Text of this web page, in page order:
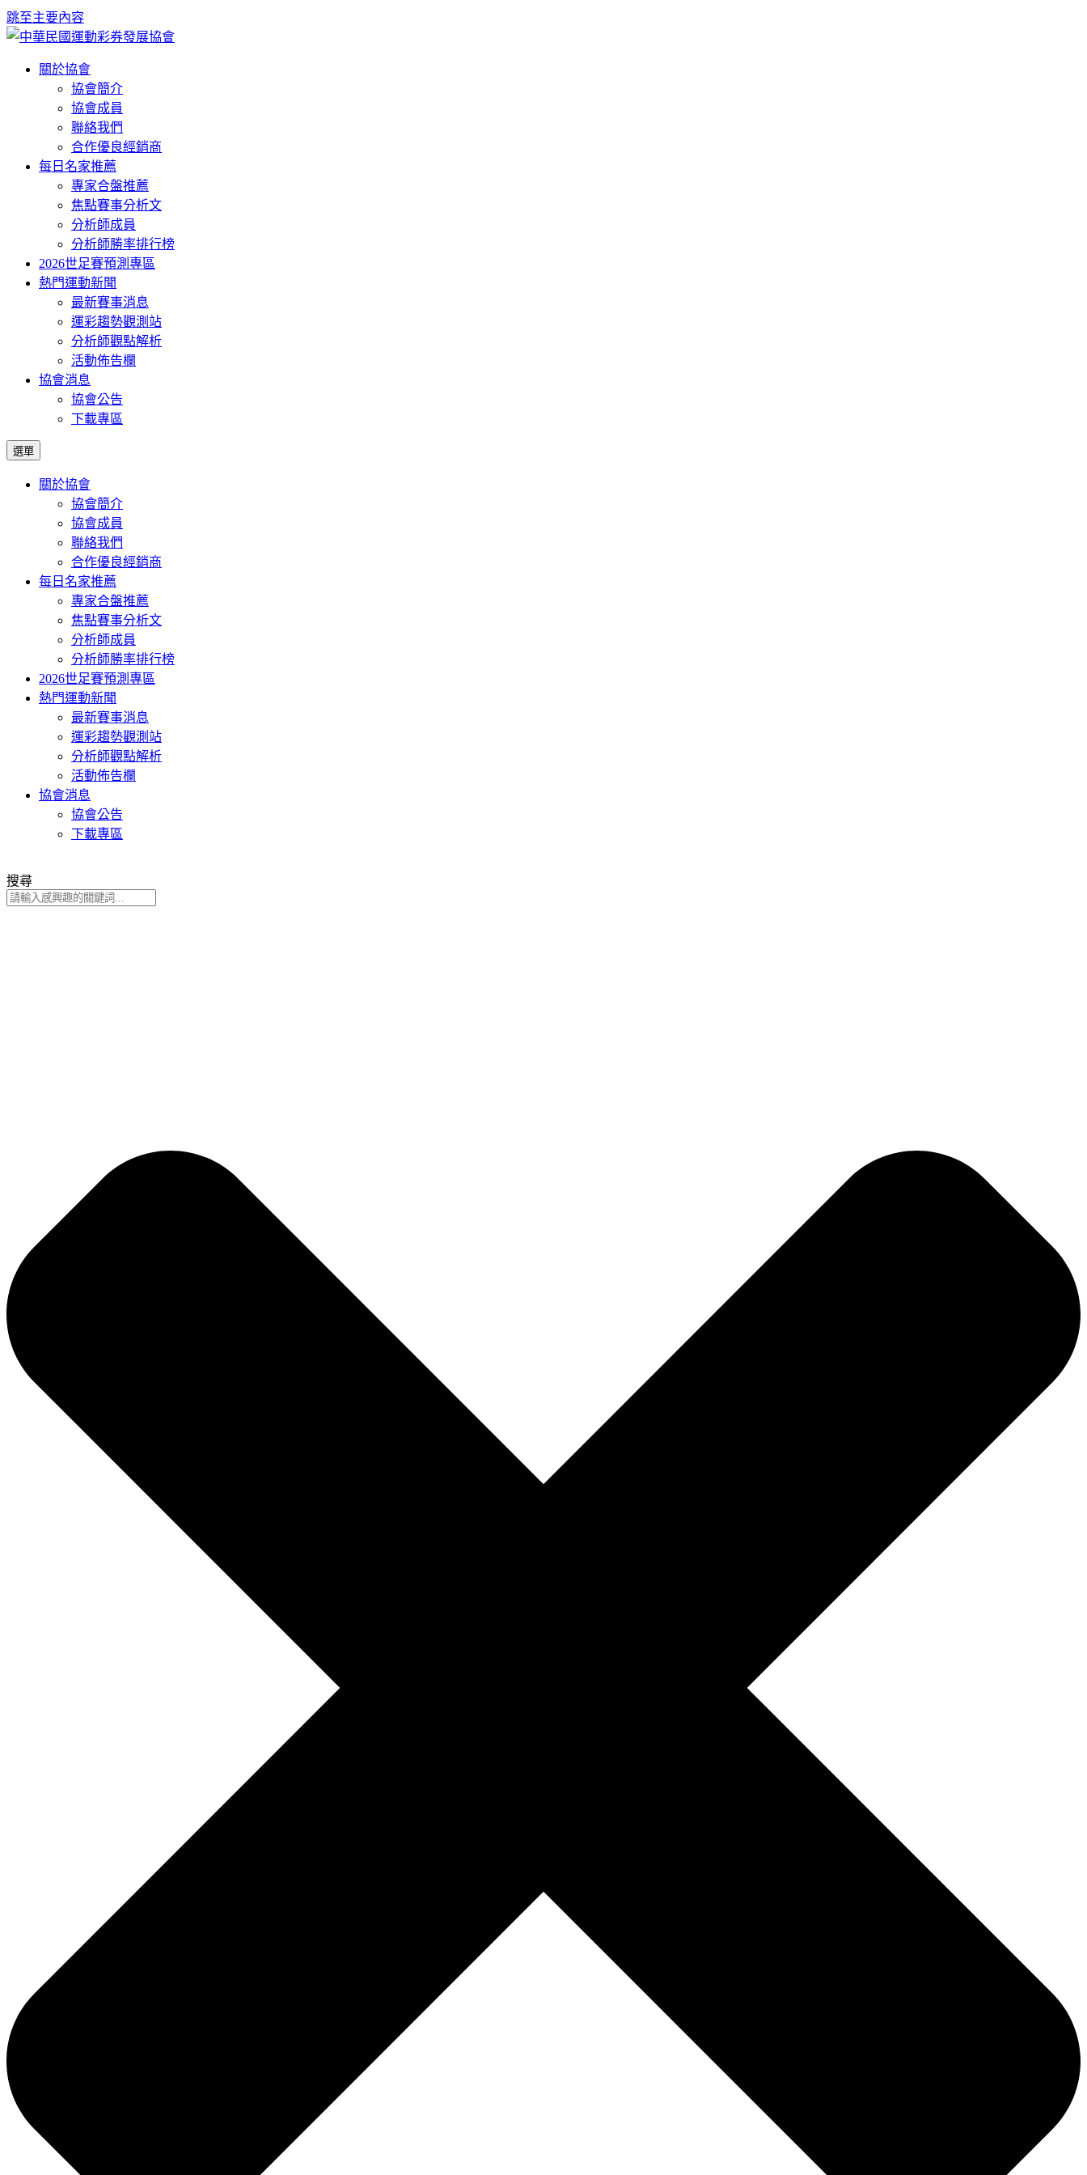
跳至主要內容
關於協會
協會簡介
協會成員
聯絡我們
合作優良經銷商
每日名家推薦
專家合盤推薦
焦點賽事分析文
分析師成員
分析師勝率排行榜
2026世足賽預測專區
熱門運動新聞
最新賽事消息
運彩趨勢觀測站
分析師觀點解析
活動佈告欄
協會消息
協會公告
下載專區
選單
關於協會
協會簡介
協會成員
聯絡我們
合作優良經銷商
每日名家推薦
專家合盤推薦
焦點賽事分析文
分析師成員
分析師勝率排行榜
2026世足賽預測專區
熱門運動新聞
最新賽事消息
運彩趨勢觀測站
分析師觀點解析
活動佈告欄
協會消息
協會公告
下載專區
搜尋